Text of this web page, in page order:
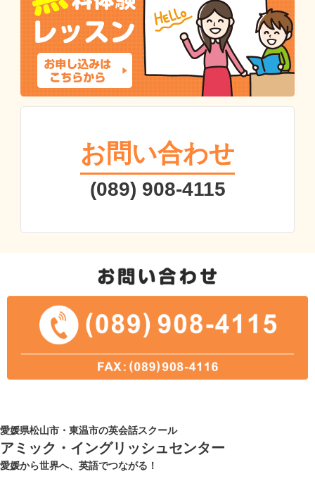
お問い合わせ
(089) 908-4115
愛媛県松山市・東温市の英会話スクール
アミック・イングリッシュセンター
愛媛から世界へ、英語でつながる！